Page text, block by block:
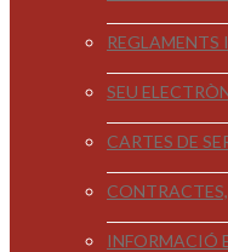
REGLAMENTS
SEU
CARTES DE
INFORMACIÓ